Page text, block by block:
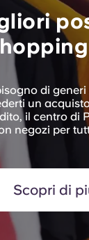
di
un
il centro di
negozi per
Scopri di